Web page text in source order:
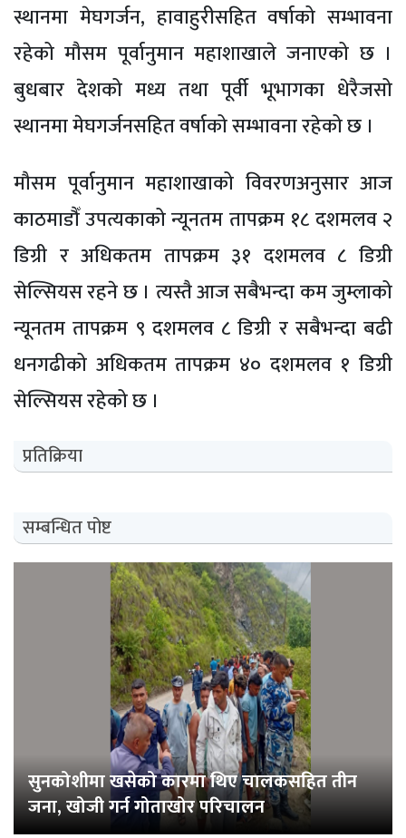
स्थानमा मेघगर्जन, हावाहुरीसहित वर्षाको सम्भावना
रहेको मौसम पूर्वानुमान महाशाखाले जनाएको छ ।
बुधबार देशको मध्य तथा पूर्वी भूभागका धेरैजसो
स्थानमा मेघगर्जनसहित वर्षाको सम्भावना रहेको छ ।
मौसम पूर्वानुमान महाशाखाको विवरणअनुसार आज
काठमाडौँ उपत्यकाको न्यूनतम तापक्रम १८ दशमलव २
डिग्री र अधिकतम तापक्रम ३१ दशमलव ८ डिग्री
सेल्सियस रहने छ । त्यस्तै आज सबैभन्दा कम जुम्लाको
न्यूनतम तापक्रम ९ दशमलव ८ डिग्री र सबैभन्दा बढी
धनगढीको अधिकतम तापक्रम ४० दशमलव १ डिग्री
सेल्सियस रहेको छ ।
प्रतिक्रिया
सम्बन्धित पोष्ट
सुनकोशीमा खसेको कारमा थिए चालकसहित तीन
जना, खोजी गर्न गोताखोर परिचालन